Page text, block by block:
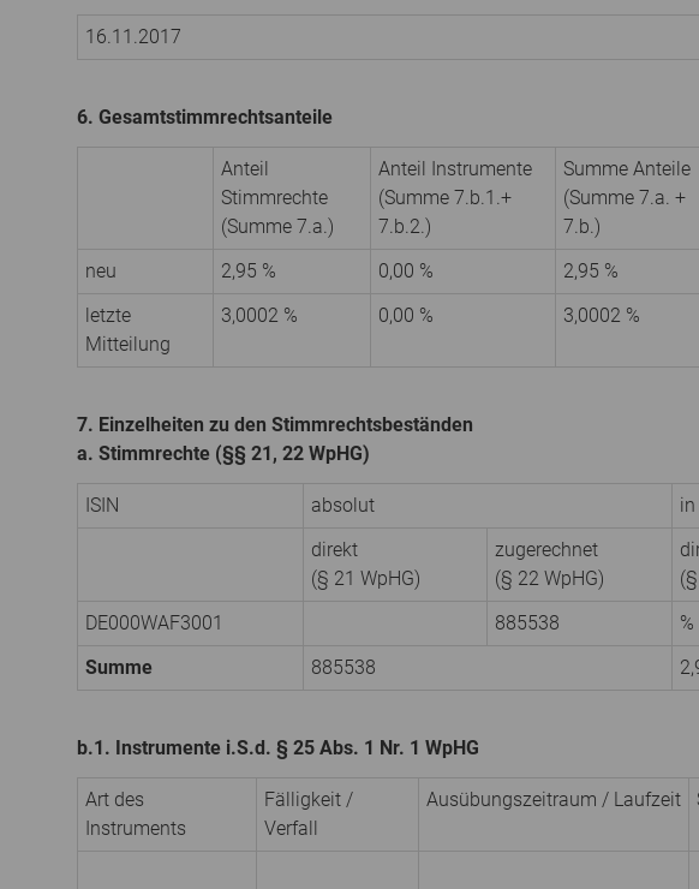
16.11.2017
6. Gesamtstimmrechtsanteile
Anteil
Stimmrechte
(Summe 7.a.)
Anteil Instrumente
(Summe 7.b.1.+
7.b.2.)
Summe Anteile
(Summe 7.a. +
7.b.)
neu 2,95 % 0,00 % 2,95 %
letzte
Mitteilung
3,0002 % 0,00 % 3,0002 %
7. Einzelheiten zu den Stimmrechtsbeständen
a. Stimmrechte (§§ 21, 22 WpHG)
ISIN absolut
in
direkt
(§ 21 WpHG)
zugerechnet
(§ 22 WpHG)
DE000WAF3001
885538 %
Summe
885538
b.1. Instrumente i.S.d. § 25 Abs. 1 Nr. 1 WpHG
Art des
Instruments
Fälligkeit /
Verfall
Ausübungs­zeitraum / Laufzeit